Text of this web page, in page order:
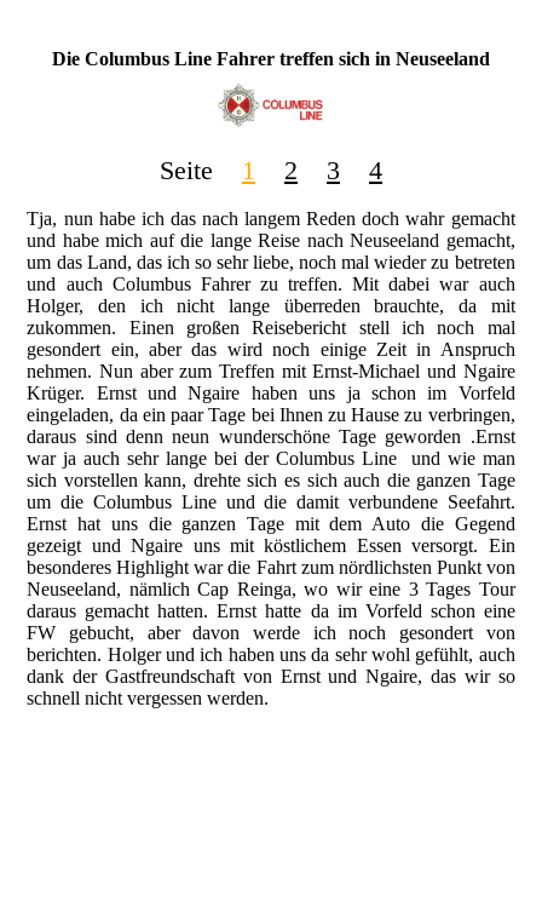
Die Columbus Line Fahrer treffen sich in Neuseeland
Seite 1 2 3 4
Tja, nun habe ich das nach langem Reden doch wahr gemacht
und habe mich auf die lange Reise nach Neuseeland gemacht,
um das Land, das ich so sehr liebe, noch mal wieder zu betreten
und auch Columbus Fahrer zu treffen. Mit dabei war auch
Holger, den ich nicht lange überreden brauchte, da mit
zukommen. Einen großen Reisebericht stell ich noch mal
gesondert ein, aber das wird noch einige Zeit in Anspruch
nehmen. Nun aber zum Treffen mit Ernst-Michael und Ngaire
Krüger. Ernst und Ngaire haben uns ja schon im Vorfeld
eingeladen, da ein paar Tage bei Ihnen zu Hause zu verbringen,
daraus sind denn neun wunderschöne Tage geworden .Ernst
war ja auch sehr lange bei der Columbus Line und wie man
sich vorstellen kann, drehte sich es sich auch die ganzen Tage
um die Columbus Line und die damit verbundene Seefahrt.
Ernst hat uns die ganzen Tage mit dem Auto die Gegend
gezeigt und Ngaire uns mit köstlichem Essen versorgt. Ein
besonderes Highlight war die Fahrt zum nördlichsten Punkt von
Neuseeland, nämlich Cap Reinga, wo wir eine 3 Tages Tour
daraus gemacht hatten. Ernst hatte da im Vorfeld schon eine
FW gebucht, aber davon werde ich noch gesondert von
berichten. Holger und ich haben uns da sehr wohl gefühlt, auch
dank der Gastfreundschaft von Ernst und Ngaire, das wir so
schnell nicht vergessen werden.